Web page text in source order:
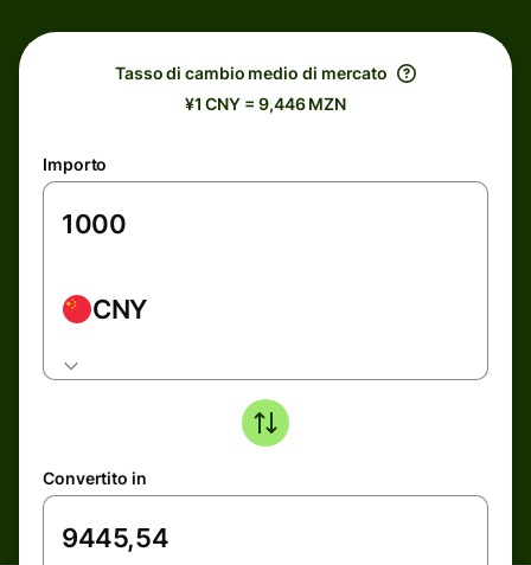
Tasso di cambio medio di mercato
¥1 CNY = 9,446 MZN
Importo
CNY
Convertito in